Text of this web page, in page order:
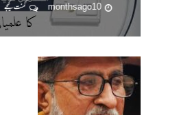
10 months ago کمنت کیجے